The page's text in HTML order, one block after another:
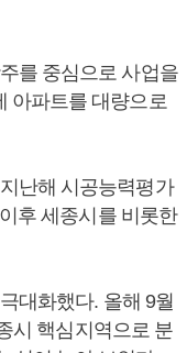
를 중심으로 사업을
아파트를 대량으로
난해 시공능력평가
후 세종시를 비롯한
대화했다. 올해 9월
시 핵심지역으로 분